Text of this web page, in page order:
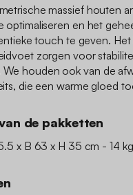
massief houten
optimaliseren en het
touch te geven.
zorgen voor
houden ook van de
die een warme gloed
de pakketten
x B 63 x H 35 cm - 14 kg